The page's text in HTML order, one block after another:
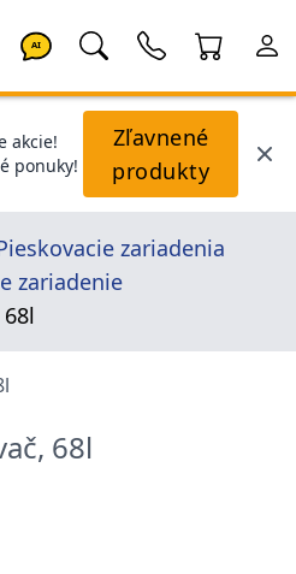
AI
akcie!
ponuky!
Zľavnené
produkty
zariadenia
zariadenie
68l